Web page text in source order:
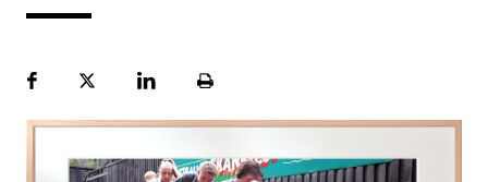
FacebookPlattformLinekdInSeite